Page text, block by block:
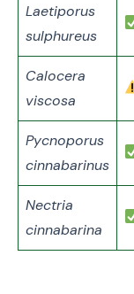
Laetiporus
sulphureus
Calocera
viscosa
Pycnoporus
cinnabarinus
Nectria
cinnabarina